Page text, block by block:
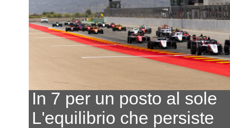
Ecco il calendario 2027
Ultima prova a Montmelò